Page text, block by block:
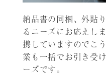
納品書の同梱、外貼
るニーズにお応えし
携していますのでこ
業も一括でお引き受
ーズです。